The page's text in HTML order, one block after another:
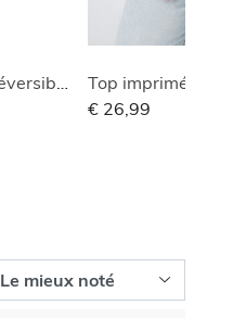
Bodywarmer matelassée réversible
Top imprimé avec
€ 26,99